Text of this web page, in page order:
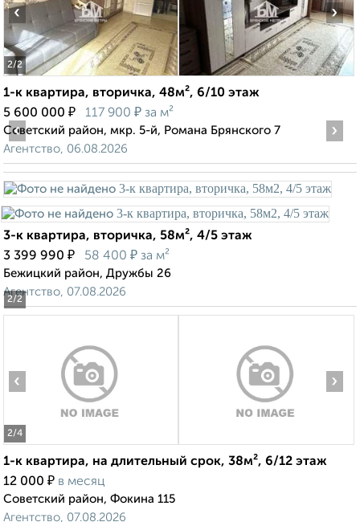
2/2
‹ ›
1-к квартира, вторичка, 48м², 6/10 этаж
5 600 000 ₽ 117 900 ₽ за м²
Советский район, мкр. 5-й, Романа Брянского 7
Агентство, 06.08.2026
2/2
‹ ›
3-к квартира, вторичка, 58м², 4/5 этаж
3 399 990 ₽ 58 400 ₽ за м²
Бежицкий район, Дружбы 26
Агентство, 07.08.2026
2/4
‹ ›
1-к квартира, на длительный срок, 38м², 6/12 этаж
12 000 ₽ в месяц
Советский район, Фокина 115
Агентство, 07.08.2026